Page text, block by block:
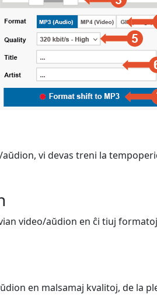
vi devas treni la
video/aŭdion en ĉi tiuj formatoj
en malsamaj kvalitoj, de la